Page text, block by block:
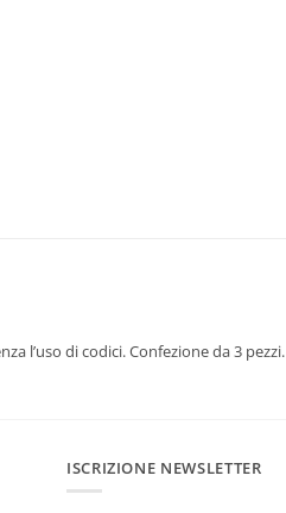
l’uso di codici. Confezione da 3 pezzi.
ISCRIZIONE NEWSLETTER